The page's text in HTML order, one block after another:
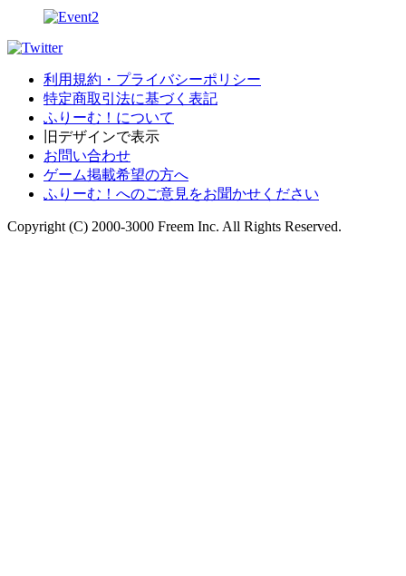
利用規約・プライバシーポリシー
特定商取引法に基づく表記
ふりーむ！について
旧デザインで表示
お問い合わせ
ゲーム掲載希望の方へ
ふりーむ！へのご意見をお聞かせください
Copyright (C) 2000-3000 Freem Inc. All Rights Reserved.